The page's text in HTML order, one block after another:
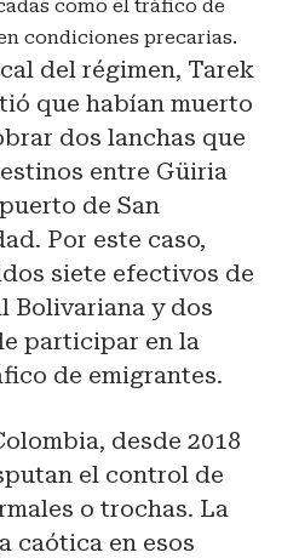
como el tráfico de
condiciones precarias.
del régimen, Tarek
que habían muerto
dos lanchas que
entre Güiria
de San
Por este caso,
siete efectivos de
Bolivariana y dos
participar en la
de emigrantes.
desde 2018
el control de
o trochas. La
caótica en esos